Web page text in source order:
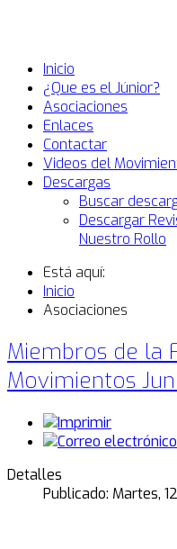
Inicio
¿Que es el Júnior?
Asociaciones
Enlaces
Contactar
Videos del
Descargas
Buscar
Descargar
Nuestro Rollo
Está aquí:
Inicio
Asociaciones
Miembros de la
Movimientos
Detalles
Publicado: Martes,